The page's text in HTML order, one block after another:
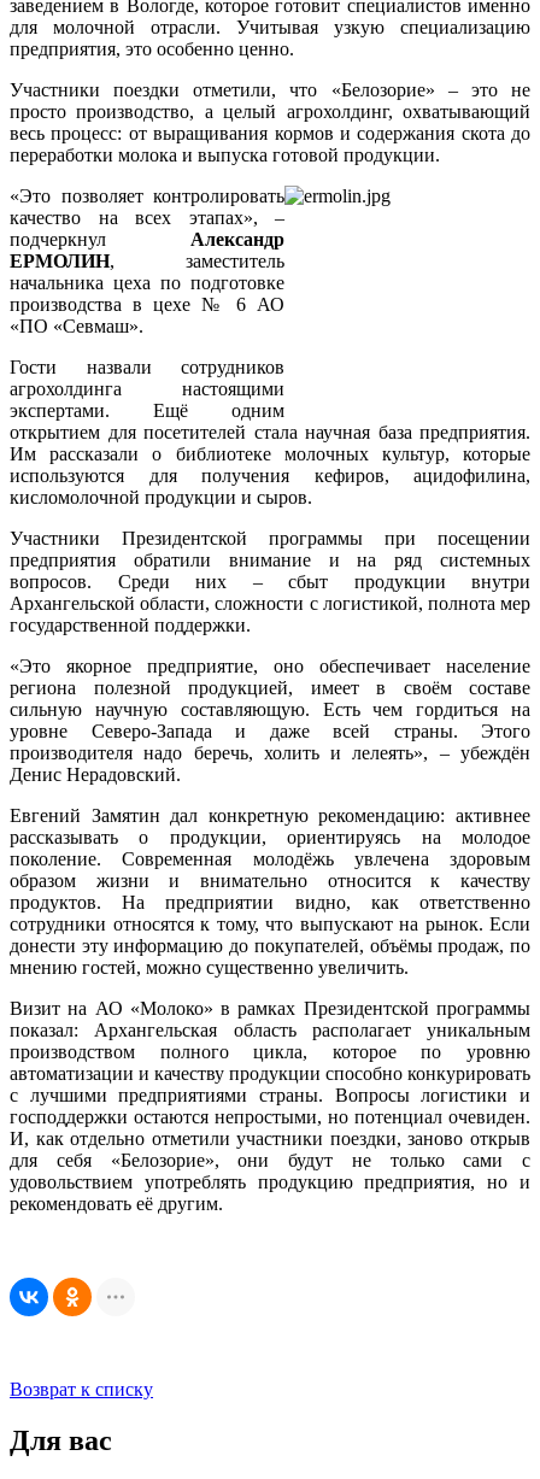
заведением в Вологде, которое готовит специалистов именно
для молочной отрасли. Учитывая узкую специализацию
предприятия, это особенно ценно.
Участники поездки отметили, что «Белозорие» – это не
просто производство, а целый агрохолдинг, охватывающий
весь процесс: от выращивания кормов и содержания скота до
переработки молока и выпуска готовой продукции.
«Это позволяет контролировать
качество на всех этапах», –
подчеркнул Александр
ЕРМОЛИН, заместитель
начальника цеха по подготовке
производства в цехе № 6 АО
«ПО «Севмаш».
Гости назвали сотрудников
агрохолдинга настоящими
экспертами. Ещё одним
открытием для посетителей стала научная база предприятия.
Им рассказали о библиотеке молочных культур, которые
используются для получения кефиров, ацидофилина,
кисломолочной продукции и сыров.
Участники Президентской программы при посещении
предприятия обратили внимание и на ряд системных
вопросов. Среди них – сбыт продукции внутри
Архангельской области, сложности с логистикой, полнота мер
государственной поддержки.
«Это якорное предприятие, оно обеспечивает население
региона полезной продукцией, имеет в своём составе
сильную научную составляющую. Есть чем гордиться на
уровне Северо-Запада и даже всей страны. Этого
производителя надо беречь, холить и лелеять», – убеждён
Денис Нерадовский.
Евгений Замятин дал конкретную рекомендацию: активнее
рассказывать о продукции, ориентируясь на молодое
поколение. Современная молодёжь увлечена здоровым
образом жизни и внимательно относится к качеству
продуктов. На предприятии видно, как ответственно
сотрудники относятся к тому, что выпускают на рынок. Если
донести эту информацию до покупателей, объёмы продаж, по
мнению гостей, можно существенно увеличить.
Визит на АО «Молоко» в рамках Президентской программы
показал: Архангельская область располагает уникальным
производством полного цикла, которое по уровню
автоматизации и качеству продукции способно конкурировать
с лучшими предприятиями страны. Вопросы логистики и
господдержки остаются непростыми, но потенциал очевиден.
И, как отдельно отметили участники поездки, заново открыв
для себя «Белозорие», они будут не только сами с
удовольствием употреблять продукцию предприятия, но и
рекомендовать её другим.
Возврат к списку
Для вас